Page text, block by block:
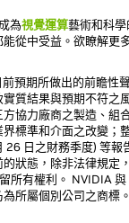
為視覺運算藝術和科
從中受益。欲瞭解更
預期所做出的前瞻性
質結果與預期不符
協力廠商之製造、
標準和介面之改變；
日之財務季度) 等
狀態，除非法律規
所有權利。 NVIDIA
所屬個別公司之商標